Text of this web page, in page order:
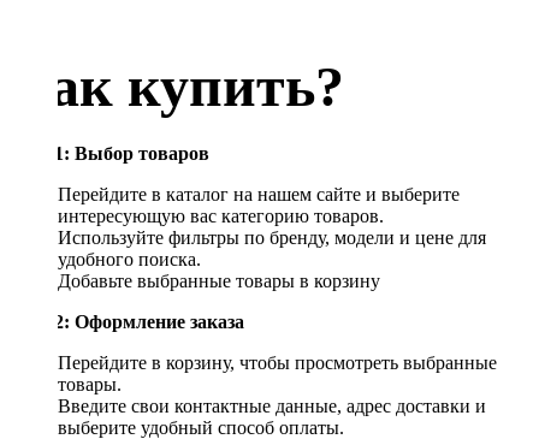
Как купить?
Шаг 1: Выбор товаров
Перейдите в каталог на нашем сайте и выберите
интересующую вас категорию товаров.
Используйте фильтры по бренду, модели и цене для
удобного поиска.
Добавьте выбранные товары в корзину
Шаг 2: Оформление заказа
Перейдите в корзину, чтобы просмотреть выбранные
товары.
Введите свои контактные данные, адрес доставки и
выберите удобный способ оплаты.